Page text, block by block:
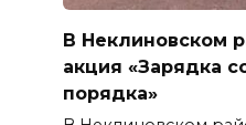
В Неклиновском
акция «Зарядка
порядка»